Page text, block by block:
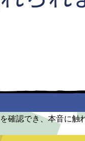
確認でき、本音に触